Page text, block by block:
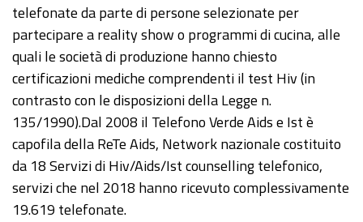
telefonate da parte di persone selezionate per
partecipare a reality show o programmi di cucina, alle
quali le società di produzione hanno chiesto
certificazioni mediche comprendenti il test Hiv (in
contrasto con le disposizioni della Legge n.
135/1990).Dal 2008 il Telefono Verde Aids e Ist è
capofila della ReTe Aids, Network nazionale costituito
da 18 Servizi di Hiv/Aids/Ist counselling telefonico,
servizi che nel 2018 hanno ricevuto complessivamente
19.619 telefonate.